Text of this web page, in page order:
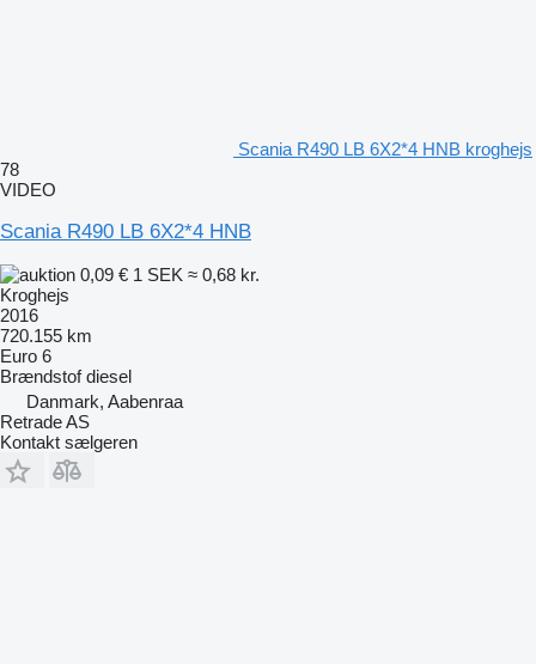
Scania R490 LB 6X2*4 HNB kroghejs
78
VIDEO
Scania R490 LB 6X2*4 HNB
0,09 € 1 SEK ≈ 0,68 kr.
Kroghejs
2016
720.155 km
Euro 6
Brændstof diesel
Danmark, Aabenraa
Retrade AS
Kontakt sælgeren